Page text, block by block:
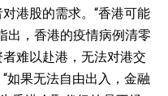
港股的需求。“香港可能
出，香港的疫情病例清零
难以赴港，无法对港交
如果无法自由出入，金融